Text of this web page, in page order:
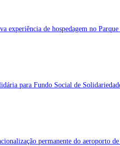
experiência de hospedagem no
para Fundo Social de
permanente do aeroporto